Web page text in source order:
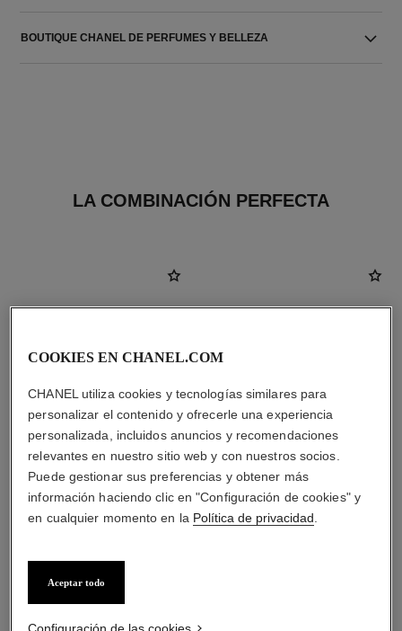
BOUTIQUE CHANEL DE PERFUMES Y BELLEZA
LA COMBINACIÓN PERFECTA
chance eau tendre
Eau de Parfum Vaporizador
s/ 599*
Ver información
chance eau fraîche
Eau de Parfum Vaporizador
COOKIES EN CHANEL.COM
CHANEL utiliza cookies y tecnologías similares para
personalizar el contenido y ofrecerle una experiencia
personalizada, incluidos anuncios y recomendaciones
relevantes en nuestro sitio web y con nuestros socios.
Puede gestionar sus preferencias y obtener más
información haciendo clic en "Configuración de cookies" y
en cualquier momento en la Política de privacidad
Aceptar todo
Configuración de las cookies